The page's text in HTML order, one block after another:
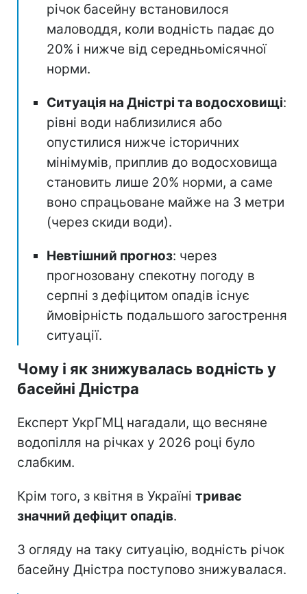
річок басейну встановилося
маловоддя, коли водність падає до
20% і нижче від середньомісячної
норми.
Ситуація на Дністрі та водосховищі:
рівні води наблизилися або
опустилися нижче історичних
мінімумів, приплив до водосховища
становить лише 20% норми, а саме
воно спрацьоване майже на 3 метри
(через скиди води).
Невтішний прогноз: через
прогнозовану спекотну погоду в
серпні з дефіцитом опадів існує
ймовірність подальшого загострення
ситуації.
Чому і як знижувалась водність у
басейні Дністра
Експерт УкрГМЦ нагадали, що весняне
водопілля на річках у 2026 році було
слабким.
Крім того, з квітня в Україні триває
значний дефіцит опадів.
З огляду на таку ситуацію, водність річок
басейну Дністра поступово знижувалася.